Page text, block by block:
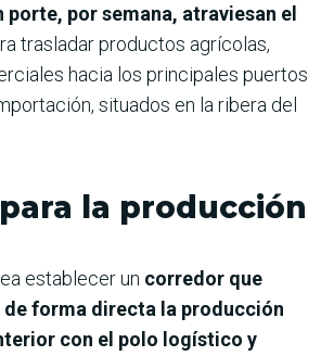
porte, por semana, atraviesan el
trasladar productos agrícolas,
hacia los principales puertos
situados en la ribera del
la producción
establecer un corredor que
forma directa la producción
con el polo logístico y